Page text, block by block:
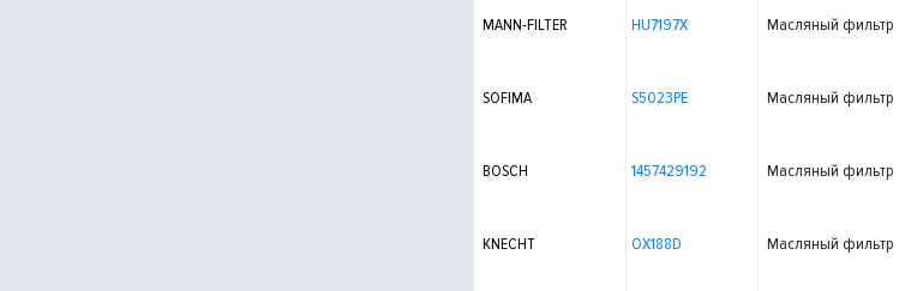
MANN-FILTER HU7197X Масляный фильтр
SOFIMA S5023PE Масляный фильтр
BOSCH 1457429192 Масляный фильтр
KNECHT OX188D Масляный фильтр